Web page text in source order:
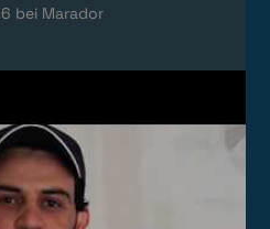
YouTube eingebettet.
bei Marador